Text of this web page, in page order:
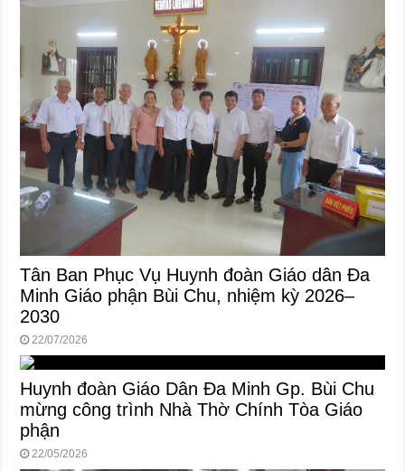
Tân Ban Phục Vụ Huynh đoàn Giáo dân Đa
Minh Giáo phận Bùi Chu, nhiệm kỳ 2026–
2030
22/07/2026
Huynh đoàn Giáo Dân Đa Minh Gp. Bùi Chu
mừng công trình Nhà Thờ Chính Tòa Giáo
phận
22/05/2026